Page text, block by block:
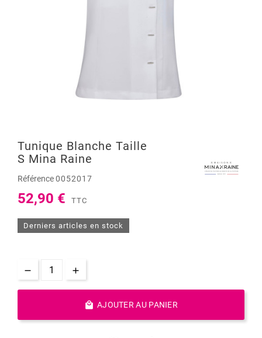
Tunique Blanche Taille
S Mina Raine
Référence0052017
52,90 € TTC
Derniers articles en stock
 AJOUTER AU PANIER